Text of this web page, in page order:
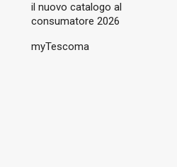
il nuovo catalogo al
consumatore 2026
myTescoma